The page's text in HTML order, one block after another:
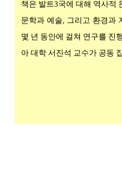
책은 발트3국에 대해 역사적
문학과 예술, 그리고 환경과
몇 년 동안에 걸쳐 연구를 진
아 대학 서진석 교수가 공동